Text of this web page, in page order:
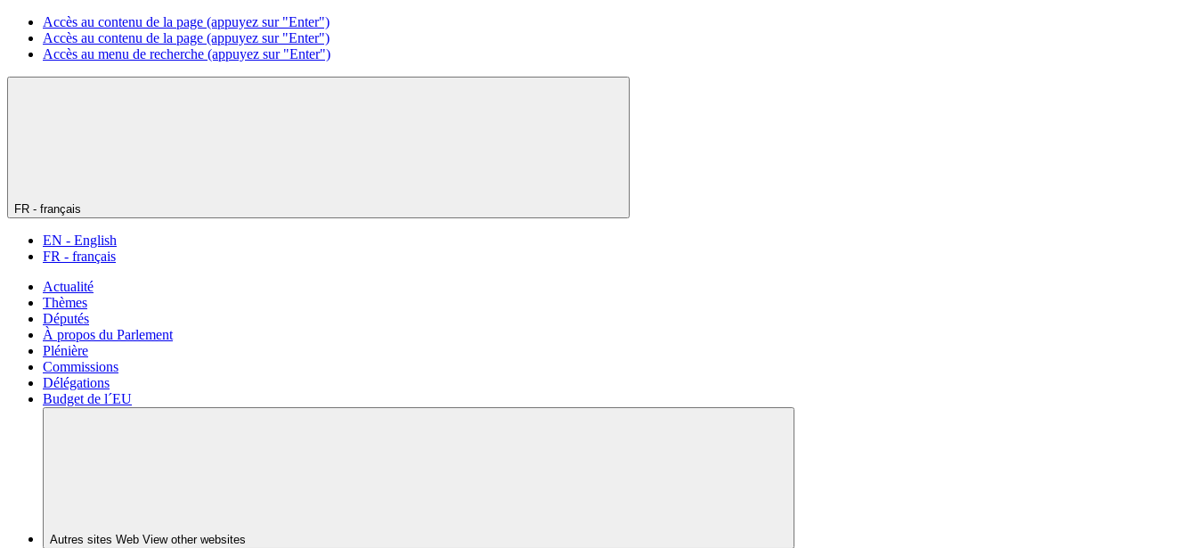
Accès au contenu de la page (appuyez sur "Enter")
Accès au contenu de la page (appuyez sur "Enter")
Accès au menu de recherche (appuyez sur "Enter")
FR - français
EN - English
FR - français
Actualité
Thèmes
Députés
À propos du Parlement
Plénière
Commissions
Délégations
Budget de l´EU
Autres sites Web View other websites